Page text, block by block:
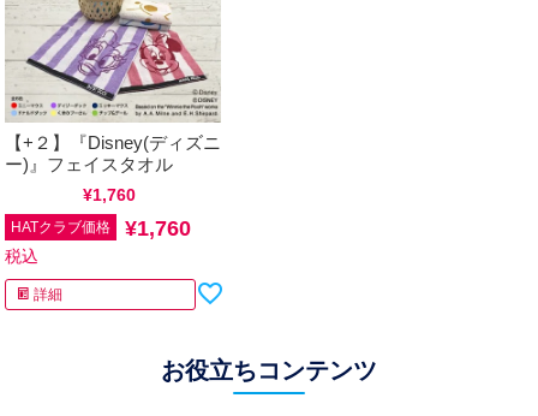
【+２】『Disney(ディズニ
ー)』フェイスタオル
¥1,760
HATクラブ価格 ¥1,760
税込
詳細
お役立ちコンテンツ